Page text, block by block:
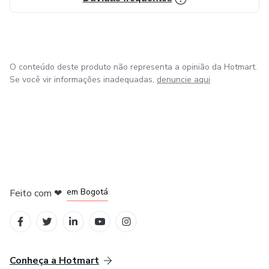
combinando a riqueza espiritual da Bíblia com a
O conteúdo deste produto não representa a opinião da Hotmart.
Se você vir informações inadequadas, denuncie aqui
Feito com ❤ em Bogotá
Conheça a Hotmart